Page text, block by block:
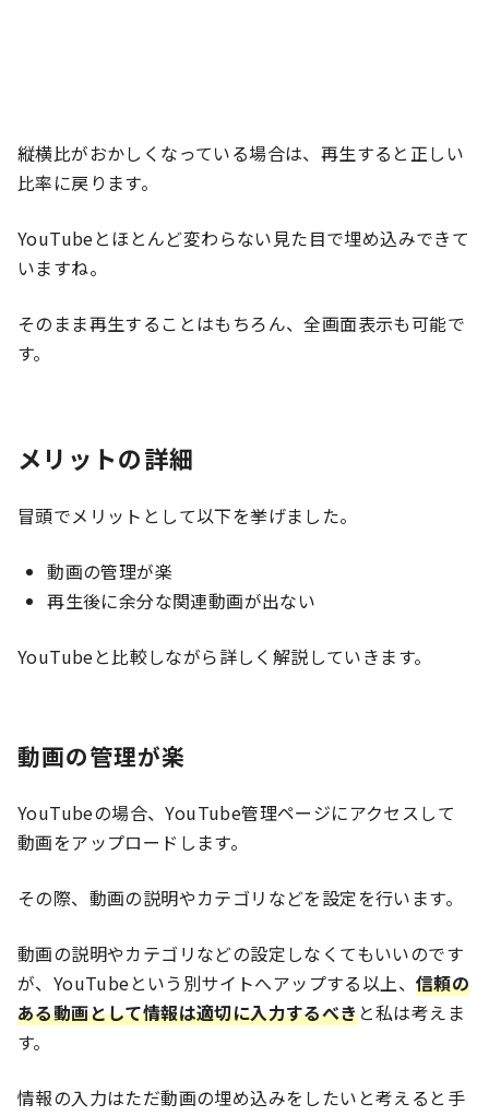
縦横比がおかしくなっている場合は、再生すると正しい
比率に戻ります。
YouTubeとほとんど変わらない見た目で埋め込みできて
いますね。
そのまま再生することはもちろん、全画面表示も可能で
す。
メリットの詳細
冒頭でメリットとして以下を挙げました。
動画の管理が楽
再生後に余分な関連動画が出ない
YouTubeと比較しながら詳しく解説していきます。
動画の管理が楽
YouTubeの場合、YouTube管理ページにアクセスして
動画をアップロードします。
その際、動画の説明やカテゴリなどを設定を行います。
動画の説明やカテゴリなどの設定しなくてもいいのです
が、YouTubeという別サイトへアップする以上、 信頼の
ある動画として情報は適切に入力するべきと私は考えま
す。
情報の入力はただ動画の埋め込みをしたいと考えると手